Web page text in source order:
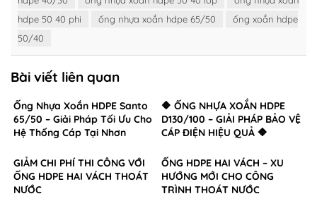
hdpe 50 40 phi
ống nhựa xoắn hdpe 65/50
ống xoắn hdpe
50/40
Bài viết liên quan
Ống Nhựa Xoắn HDPE Santo
65/50 – Giải Pháp Tối Ưu Cho
Hệ Thống Cáp Tại Nhơn
🔶 ỐNG NHỰA XOẮN HDPE
D130/100 – GIẢI PHÁP BẢO VỆ
CÁP ĐIỆN HIỆU QUẢ 🔶
GIẢM CHI PHÍ THI CÔNG VỚI
ỐNG HDPE HAI VÁCH THOÁT
NƯỚC
ỐNG HDPE HAI VÁCH – XU
HƯỚNG MỚI CHO CÔNG
TRÌNH THOÁT NƯỚC